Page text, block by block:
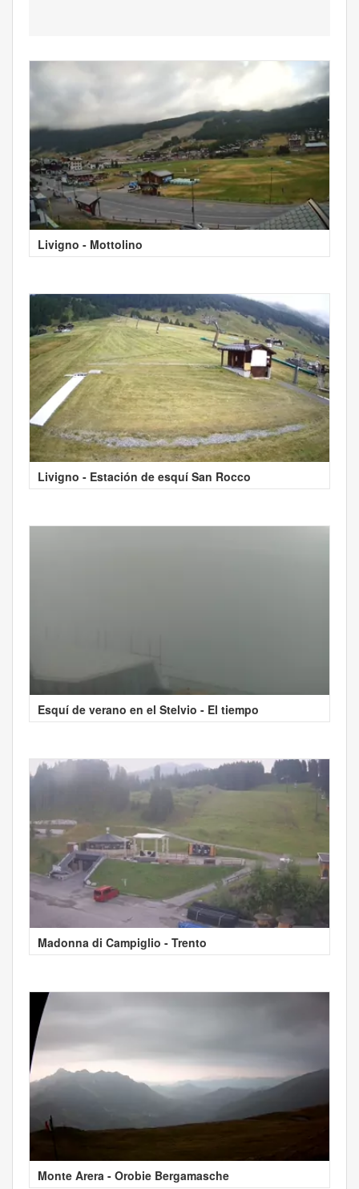
Livigno - Mottolino
Livigno - Estación de esquí San Rocco
Esquí de verano en el Stelvio - El tiempo
Madonna di Campiglio - Trento
Monte Arera - Orobie Bergamasche